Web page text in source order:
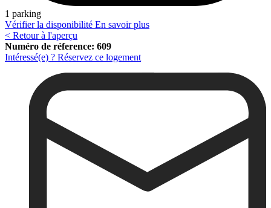
1 parking
Vérifier la disponibilité En savoir plus
< Retour à l'aperçu
Numéro de réference: 609
Intéressé(e) ? Réservez ce logement